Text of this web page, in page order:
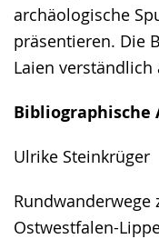
archäologische
präsentieren. Die
Laien
Bibliographische
Ulrike Steinkrüger
Rundwanderwege
Ostwestfalen-